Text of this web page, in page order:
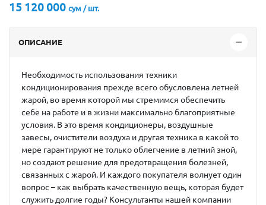
15 120 000 сум / шт.
ОПИСАНИЕ
Необходимость использования техники
кондиционирования прежде всего обусловлена летней
жарой, во время которой мы стремимся обеспечить
себе на работе и в жизни максимально благоприятные
условия. В это время кондиционеры, воздушные
завесы, очистители воздуха и другая техника в какой то
мере гарантируют не только облегчение в летний зной,
но создают решение для предотвращения болезней,
связанных с жарой. И каждого покупателя волнует один
вопрос – как выбрать качественную вещь, которая будет
служить долгие годы? Консультанты нашей компании